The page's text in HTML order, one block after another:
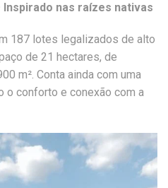
nas raízes nativas
187 lotes legalizados de alto
de 21 hectares, de
m². Conta ainda com uma
o conforto e conexão com a